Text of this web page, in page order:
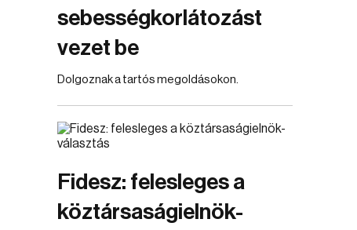
sebességkorlátozást
vezet be
Dolgoznak a tartós megoldásokon.
Fidesz: felesleges a
köztársaságielnök-